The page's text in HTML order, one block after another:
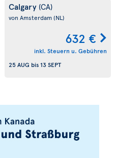
Calgary (CA)
von Amsterdam(NL)
632 €
inkl. Steuern u. Gebühren
25 AUG bis 13 SEPT